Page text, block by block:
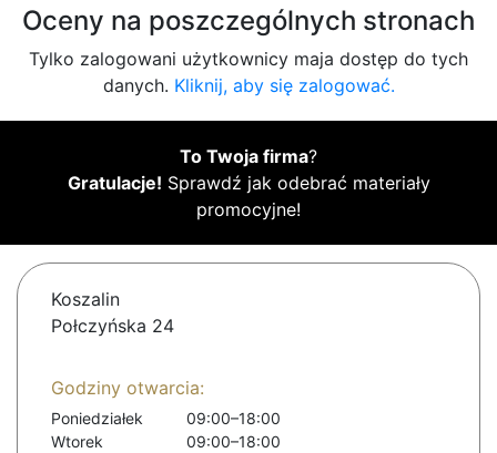
Oceny na poszczególnych stronach
Tylko zalogowani użytkownicy maja dostęp do tych
danych. Kliknij, aby się zalogować.
To Twoja firma?
Gratulacje! Sprawdź jak odebrać materiały
promocyjne!
Koszalin
Połczyńska 24
Godziny otwarcia:
Poniedziałek
09:00–18:00
Wtorek
09:00–18:00